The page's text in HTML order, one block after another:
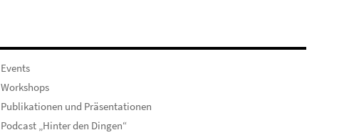
Events
Workshops
Publikationen und Präsentationen
Podcast „Hinter den Dingen“